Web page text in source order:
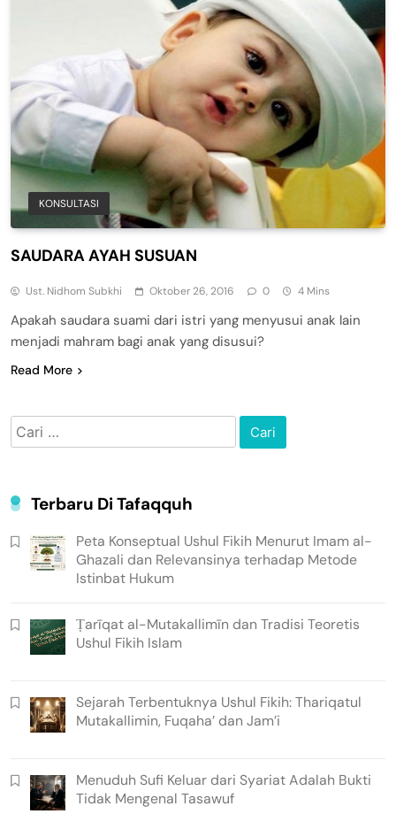
KONSULTASI
SAUDARA AYAH SUSUAN
Ust. Nidhom Subkhi Oktober 26, 2016 0 4 Mins
Apakah saudara suami dari istri yang menyusui anak lain
menjadi mahram bagi anak yang disusui?
Read More
Cari
untuk:
Terbaru Di Tafaqquh
Peta Konseptual Ushul Fikih Menurut Imam al-
Ghazali dan Relevansinya terhadap Metode
Istinbat Hukum
Ṭarīqat al-Mutakallimīn dan Tradisi Teoretis
Ushul Fikih Islam
Sejarah Terbentuknya Ushul Fikih: Thariqatul
Mutakallimin, Fuqaha’ dan Jam’i
Menuduh Sufi Keluar dari Syariat Adalah Bukti
Tidak Mengenal Tasawuf